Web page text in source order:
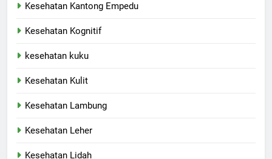
Kesehatan Kantong Empedu
Kesehatan Kognitif
kesehatan kuku
Kesehatan Kulit
Kesehatan Lambung
Kesehatan Leher
Kesehatan Lidah